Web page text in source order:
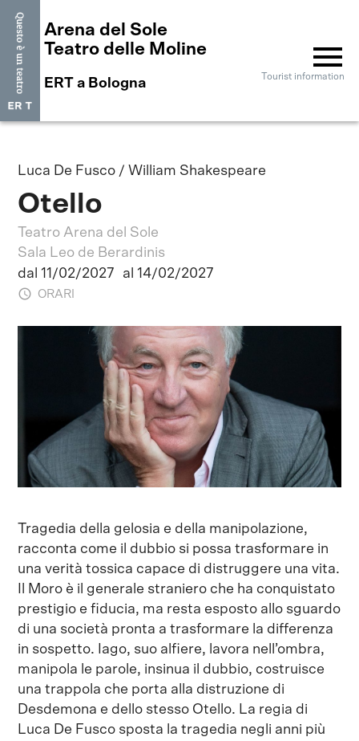
Arena del Sole
Teatro delle Moline
ERT a Bologna
menu
Tourist information
Luca De Fusco / William Shakespeare
Otello
Teatro Arena del Sole
Sala Leo de Berardinis
dal 11/02/2027
al 14/02/2027
ORARI
Tragedia della gelosia e della manipolazione,
racconta come il dubbio si possa trasformare in
una verità tossica capace di distruggere una vita.
Il Moro è il generale straniero che ha conquistato
prestigio e fiducia, ma resta esposto allo sguardo
di una società pronta a trasformare la differenza
in sospetto. Iago, suo alfiere, lavora nell’ombra,
manipola le parole, insinua il dubbio, costruisce
una trappola che porta alla distruzione di
Desdemona e dello stesso Otello. La regia di
Luca De Fusco sposta la tragedia negli anni più